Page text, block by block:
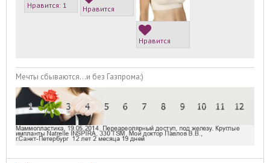
Нравится: 1 Нравится
Нравится
Мечты сбываются...и без Газпрома:)